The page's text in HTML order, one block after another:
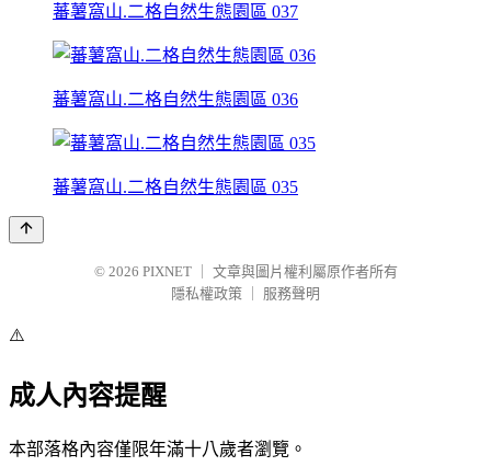
蕃薯窩山.二格自然生態園區 037
蕃薯窩山.二格自然生態園區 036
蕃薯窩山.二格自然生態園區 035
© 2026 PIXNET
文章與圖片權利屬原作者所有
隱私權政策
服務聲明
⚠️
成人內容提醒
本部落格內容僅限年滿十八歲者瀏覽。